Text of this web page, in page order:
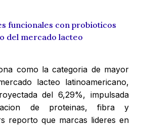
funcionales con probioticos
del mercado lacteo
como la categoria de mayor
lacteo latinoamericano,
del 6,29%, impulsada
de proteinas, fibra y
reporto que marcas lideres en